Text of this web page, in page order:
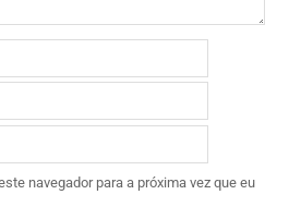
navegador para a próxima vez que eu